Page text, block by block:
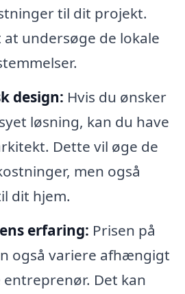
til dit projekt.
undersøge de lokale
design: Hvis du ønsker
løsning, kan du have
Dette vil øge de
men også
dit hjem.
erfaring: Prisen på
også variere afhængigt
Det kan